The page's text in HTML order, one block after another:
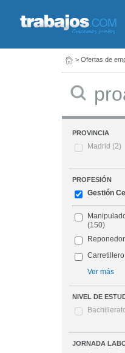
> Ofertas de
PROVINCIA
Madrid (2)
PROFESIÓN
Gestión
(150)
Ver más
NIVEL DE
JORNADA